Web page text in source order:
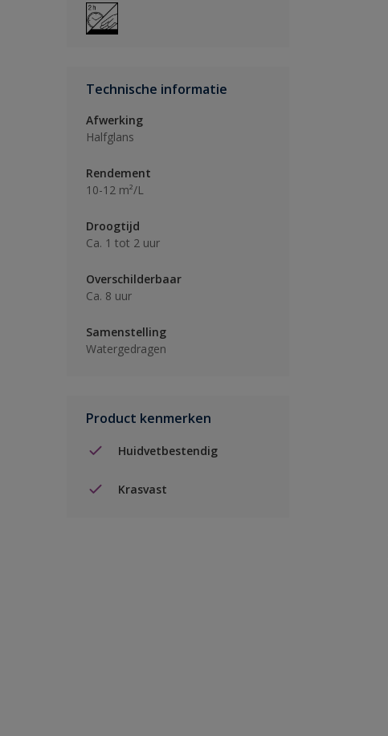
Technische informatie
Afwerking
Halfglans
Rendement
10-12 m²/L
Droogtijd
Ca. 1 tot 2 uur
Overschilderbaar
Ca. 8 uur
Samenstelling
Watergedragen
Product kenmerken
Huidvetbestendig
Krasvast